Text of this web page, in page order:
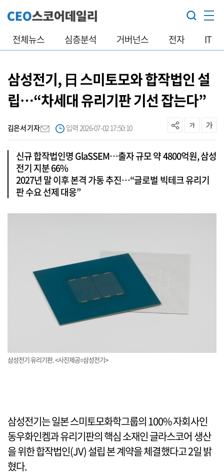
전체뉴스 심층분석 거버넌스 전자 IT
삼성전기, 日 스미토모와 합작법인 설
립…“차세대 유리기판 기선 잡는다”
김은서 기자 입력 2026-07-02 17:50:10
신규 합작법인명 GlaSSEM…출자 규모 약 4800억원, 삼성
전기 지분 66%
2027년 말 이후 본격 가동 추진…“글로벌 빅테크 유리기
판 수요 선제 대응”
삼성전기 유리기판. <사진제공=삼성전기>
삼성전기는 일본 스미토모화학그룹의 100% 자회사인
동우화인켐과 유리기판의 핵심 소재인 글라스코어 생산
을 위한 합작법인(JV) 설립 본 계약을 체결했다고 2일 밝
혔다.